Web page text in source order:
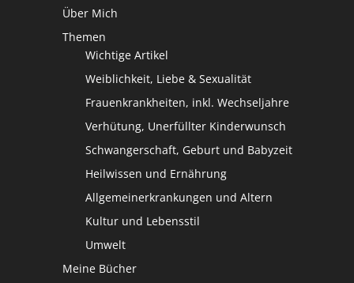
Über Mich
Themen
Wichtige Artikel
Weiblichkeit, Liebe & Sexualität
Frauenkrankheiten, inkl. Wechseljahre
Verhütung, Unerfüllter Kinderwunsch
Schwangerschaft, Geburt und Babyzeit
Heilwissen und Ernährung
Allgemeinerkrankungen und Altern
Kultur und Lebensstil
Umwelt
Meine Bücher